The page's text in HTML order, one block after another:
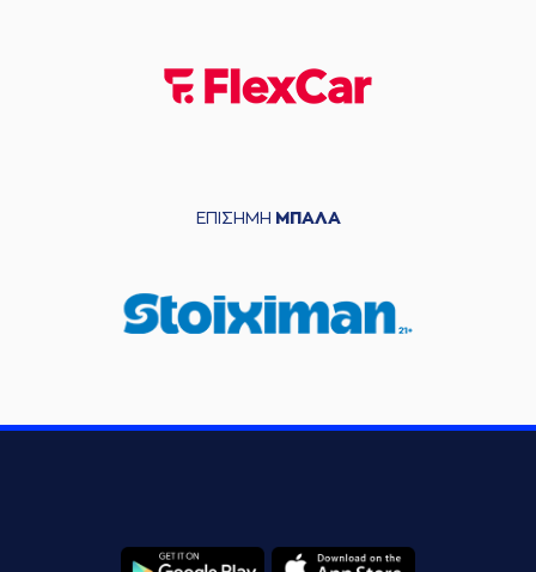
ΕΠΙΣΗΜΗ ΜΠΑΛΑ